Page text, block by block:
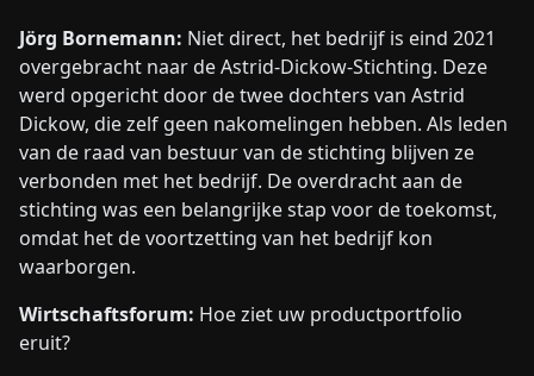
Jörg Bornemann: Niet direct, het bedrijf is eind 2021
overgebracht naar de Astrid-Dickow-Stichting. Deze
werd opgericht door de twee dochters van Astrid
Dickow, die zelf geen nakomelingen hebben. Als leden
van de raad van bestuur van de stichting blijven ze
verbonden met het bedrijf. De overdracht aan de
stichting was een belangrijke stap voor de toekomst,
omdat het de voortzetting van het bedrijf kon
waarborgen.
Wirtschaftsforum: Hoe ziet uw productportfolio
eruit?